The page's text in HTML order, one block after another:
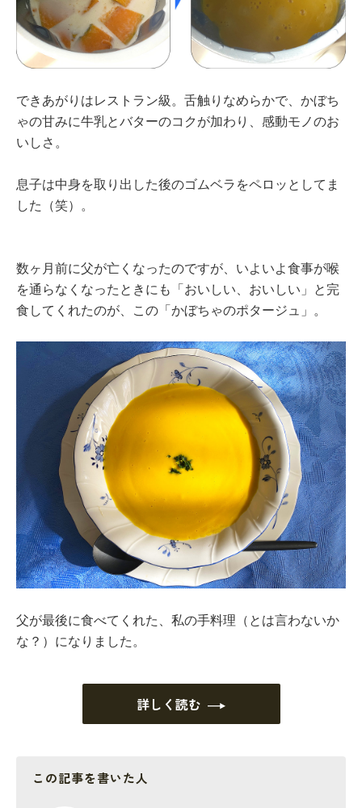
できあがりはレストラン級。舌触りなめらかで、かぼち
ゃの甘みに牛乳とバターのコクが加わり、感動モノのお
いしさ。
息子は中身を取り出した後のゴムベラをペロッとしてま
した（笑）。
数ヶ月前に父が亡くなったのですが、いよいよ食事が喉
を通らなくなったときにも「おいしい、おいしい」と完
食してくれたのが、この「かぼちゃのポタージュ」。
父が最後に食べてくれた、私の手料理（とは言わないか
な？）になりました。
詳しく読む
この記事を書いた人